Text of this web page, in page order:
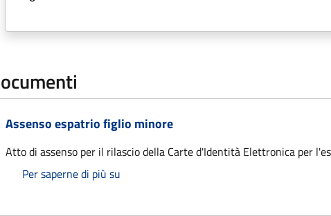
Assenso espatrio figlio minore
Atto di assenso per il rilascio della Carte d'Identità Elettronica per
Per saperne di più suAssenso espatrio figlio minore